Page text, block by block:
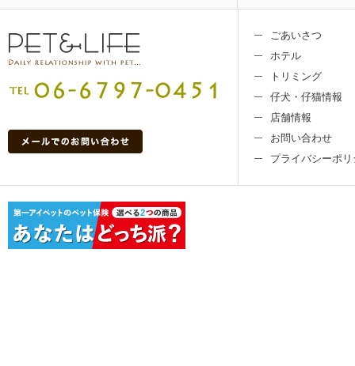
ごあいさつ
ホテル
トリミング
仔犬・仔猫情報
店舗情報
お問い合わせ
プライバシーポリ